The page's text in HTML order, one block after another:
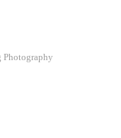
Photography